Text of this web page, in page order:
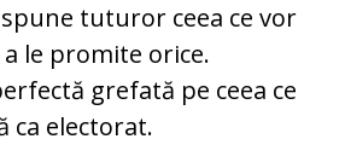
spune tuturor ceea ce vor
a le promite orice.
grefată pe ceea ce
ca electorat.